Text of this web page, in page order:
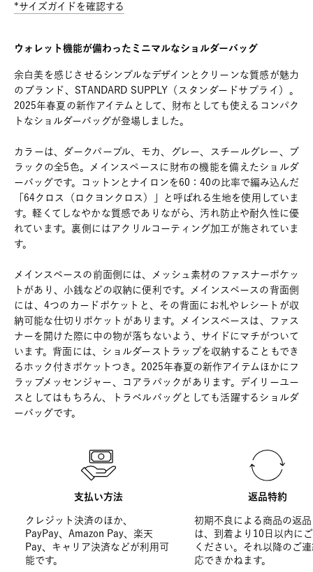
*サイズガイドを確認する
ウォレット機能が備わったミニマルなショルダーバッグ
余白美を感じさせるシンプルなデザインとクリーンな質感が魅力
のブランド、STANDARD SUPPLY（スタンダードサプライ）。
2025年春夏の新作アイテムとして、財布としても使えるコンパク
トなショルダーバッグが登場しました。
カラーは、ダークパープル、モカ、グレー、スチールグレー、ブ
ラックの全5色。メインスペースに財布の機能を備えたショルダ
ーバッグです。コットンとナイロンを60：40の比率で編み込んだ
「64クロス（ロクヨンクロス）」と呼ばれる生地を使用していま
す。軽くてしなやかな質感でありながら、汚れ防止や耐久性に優
れています。裏側にはアクリルコーティング加工が施されていま
す。
メインスペースの前面側には、メッシュ素材のファスナーポケッ
トがあり、小銭などの収納に便利です。メインスペースの背面側
には、4つのカードポケットと、その背面にお札やレシートが収
納可能な仕切りポケットがあります。メインスペースは、ファス
ナーを開けた際に中の物が落ちないよう、サイドにマチがついて
います。背面には、ショルダーストラップを収納することもでき
るホック付きポケットつき。2025年春夏の新作アイテムほかにフ
ラップメッセンジャー、コアラパックがあります。デイリーユー
スとしてはもちろん、トラベルバッグとしても活躍するショルダ
ーバッグです。
支払い方法
クレジット決済のほか、
PayPay、Amazon Pay、楽天
Pay、キャリア決済などが利用可
能です。
返品特約
初期不良による商品の返
は、到着より10日以内に
ください。それ以降のご
応できかねます。